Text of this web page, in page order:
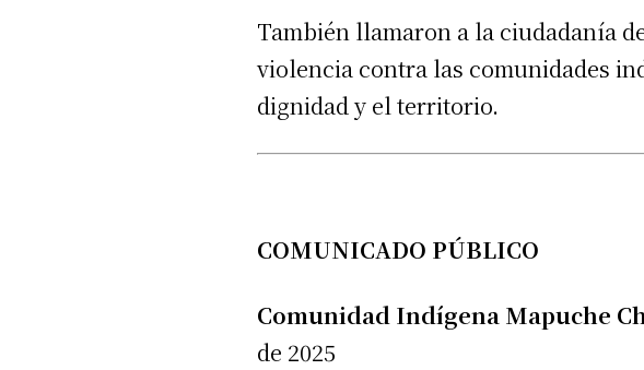
r
e
u
i
También llamaron a la ciudadanía
violencia contra las comunidades
dignidad y el territorio.
COMUNICADO PÚBLICO
Comunidad Indígena Mapuche
de 2025